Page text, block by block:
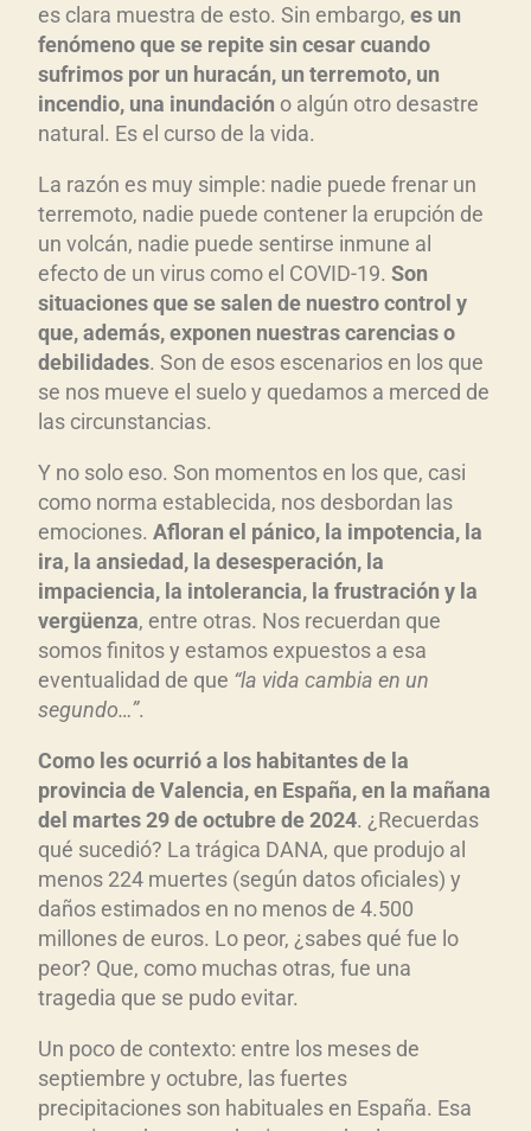
u
c
t
o
r
d
e
a
u
d
i
o
es clara muestra de esto. Sin embargo, es un
fenómeno que se repite sin cesar cuando
sufrimos por un huracán, un terremoto, un
incendio, una inundación o algún otro desastre
natural. Es el curso de la vida.
La razón es muy simple: nadie puede frenar un
terremoto, nadie puede contener la erupción de
un volcán, nadie puede sentirse inmune al
efecto de un virus como el COVID-19. Son
situaciones que se salen de nuestro control y
que, además, exponen nuestras carencias o
debilidades. Son de esos escenarios en los que
se nos mueve el suelo y quedamos a merced de
las circunstancias.
Y no solo eso. Son momentos en los que, casi
como norma establecida, nos desbordan las
emociones. Afloran el pánico, la impotencia, la
ira, la ansiedad, la desesperación, la
impaciencia, la intolerancia, la frustración y la
vergüenza, entre otras. Nos recuerdan que
somos finitos y estamos expuestos a esa
eventualidad de que “la vida cambia en un
segundo…”.
Como les ocurrió a los habitantes de la
provincia de Valencia, en España, en la mañana
del martes 29 de octubre de 2024. ¿Recuerdas
qué sucedió? La trágica DANA, que produjo al
menos 224 muertes (según datos oficiales) y
daños estimados en no menos de 4.500
millones de euros. Lo peor, ¿sabes qué fue lo
peor? Que, como muchas otras, fue una
tragedia que se pudo evitar.
Un poco de contexto: entre los meses de
septiembre y octubre, las fuertes
precipitaciones son habituales en España. Esa